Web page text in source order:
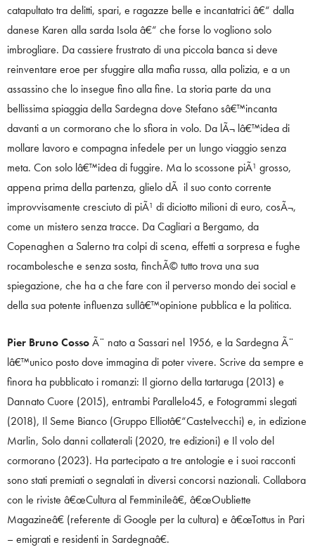
catapultato tra delitti, spari, e ragazze belle e incantatrici â€“ dalla
danese Karen alla sarda Isola â€“ che forse lo vogliono solo
imbrogliare. Da cassiere frustrato di una piccola banca si deve
reinventare eroe per sfuggire alla mafia russa, alla polizia, e a un
assassino che lo insegue fino alla fine. La storia parte da una
bellissima spiaggia della Sardegna dove Stefano sâ€™incanta
davanti a un cormorano che lo sfiora in volo. Da lÃ¬ lâ€™idea di
mollare lavoro e compagna infedele per un lungo viaggio senza
meta. Con solo lâ€™idea di fuggire. Ma lo scossone piÃ¹ grosso,
appena prima della partenza, glielo dÃ il suo conto corrente
improvvisamente cresciuto di piÃ¹ di diciotto milioni di euro, cosÃ¬,
come un mistero senza tracce. Da Cagliari a Bergamo, da
Copenaghen a Salerno tra colpi di scena, effetti a sorpresa e fughe
rocambolesche e senza sosta, finchÃ© tutto trova una sua
spiegazione, che ha a che fare con il perverso mondo dei social e
della sua potente influenza sullâ€™opinione pubblica e la politica.
Pier Bruno CossoÃ¨ nato a Sassari nel 1956, e la Sardegna Ã¨
lâ€™unico posto dove immagina di poter vivere. Scrive da sempre e
finora ha pubblicato i romanzi: Il giorno della tartaruga (2013) e
Dannato Cuore (2015), entrambi Parallelo45, e Fotogrammi slegati
(2018), Il Seme Bianco (Gruppo Elliotâ€“Castelvecchi) e, in edizione
Marlin, Solo danni collaterali (2020, tre edizioni) e Il volo del
cormorano (2023). Ha partecipato a tre antologie e i suoi racconti
sono stati premiati o segnalati in diversi concorsi nazionali. Collabora
con le riviste â€œCultura al Femminileâ€, â€œOubliette
Magazineâ€ (referente di Google per la cultura) e â€œTottus in Pari
– emigrati e residenti in Sardegnaâ€.